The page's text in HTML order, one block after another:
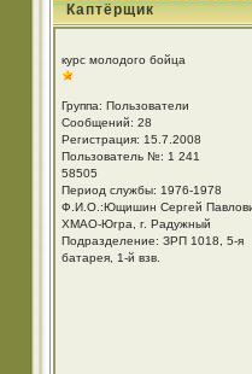
Каптёрщик
курс молодого бойца
Группа: Пользователи
Сообщений: 28
Регистрация: 15.7.2008
Пользователь №: 1 241
58505
Период службы: 1976-1978
Ф.И.О.:Ющишин Сергей
ХМАО-Югра, г. Радужный
Подразделение: ЗРП 1018, 5-я
батарея, 1-й взв.